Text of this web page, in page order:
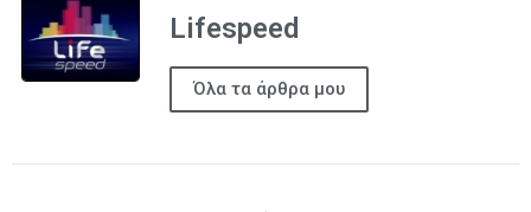
Lifespeed
Όλα τα άρθρα μου